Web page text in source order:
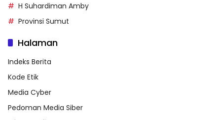
H Suhardiman Amby
Provinsi Sumut
Halaman
Indeks Berita
Kode Etik
Media Cyber
Pedoman Media Siber